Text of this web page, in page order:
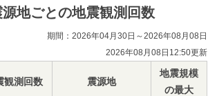
源地ごとの地震観測回数
期間：2026年04月30日～2026年08月08日
2026年08月08日12:50更新
観測回数 震源地
地震規模
の最大